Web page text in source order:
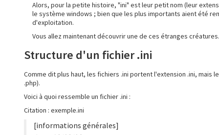
Alors, pour la petite histoire, "ini" est leur petit nom (leur
le système windows ; bien que les plus importants aient été
d'exploitation.
Vous allez maintenant découvrir une de ces étranges créatures.
Structure d'un fichier .ini
Comme dit plus haut, les fichiers .ini portent l'extension .ini, mais
.php).
Voici à quoi ressemble un fichier .ini :
Citation : exemple.ini
[informations générales]